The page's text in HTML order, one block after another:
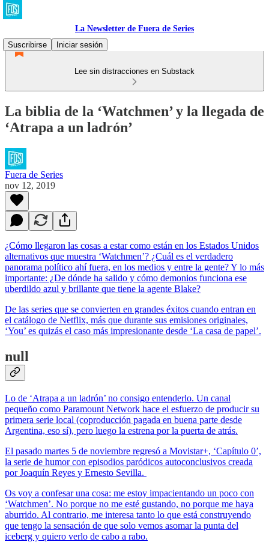
La Newsletter de Fuera de Series
Suscribirse
Iniciar sesión
Lee sin distracciones en Substack
La biblia de la ‘Watchmen’ y la llegada de
‘Atrapa a un ladrón’
Fuera de Series
nov 12, 2019
¿Cómo llegaron las cosas a estar como están en los Estados Unidos
alternativos que muestra ‘Watchmen’? ¿Cuál es el verdadero
panorama político ahí fuera, en los medios y entre la gente? Y lo más
importante: ¿De dónde ha salido y cómo demonios funciona ese
uberdildo azul y brillante que tiene la agente Blake?
De las series que se convierten en grandes éxitos cuando entran en
el catálogo de Netflix, más que durante sus emisiones originales,
‘You’ es quizás el caso más impresionante desde ‘La casa de papel’.
null
Lo de ‘Atrapa a un ladrón’ no consigo entenderlo. Un canal
pequeño como Paramount Network hace el esfuerzo de producir su
primera serie local (coproducción pagada en buena parte desde
Argentina, eso sí), pero luego la estrena por la puerta de atrás.
El pasado martes 5 de noviembre regresó a Movistar+, ‘Capítulo 0’,
la serie de humor con episodios paródicos autoconclusivos creada
por Joaquín Reyes y Ernesto Sevilla.
Os voy a confesar una cosa: me estoy impacientando un poco con
‘Watchmen’. No porque no me esté gustando, no porque me haya
aburrido. Al contrario, me interesa tanto lo que está construyendo
que tengo la sensación de que solo vemos asomar la punta del
iceberg y quiero verlo de cabo a rabo.